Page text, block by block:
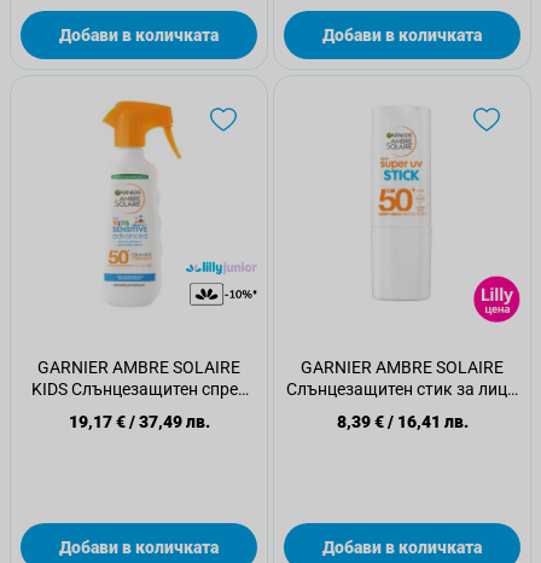
Добави в количката Добави в количката
GARNIER AMBRE SOLAIRE
KIDS Слънцезащитен спрей
270 мл
19,17 €/37,49 лв.
Добави в количката
GARNIER AMBRE SOLAIRE
Слънцезащитен стик за лице,
8,39 €/ 16,41 лв.
Добави в количката